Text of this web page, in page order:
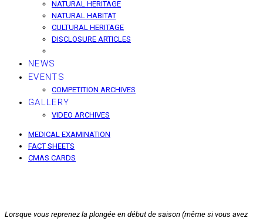
NATURAL HERITAGE
NATURAL HABITAT
CULTURAL HERITAGE
DISCLOSURE ARTICLES
NEWS
EVENTS
COMPETITION ARCHIVES
GALLERY
VIDEO ARCHIVES
MEDICAL EXAMINATION
FACT SHEETS
CMAS CARDS
Lorsque vous reprenez la plongée en début de saison (même si vous avez